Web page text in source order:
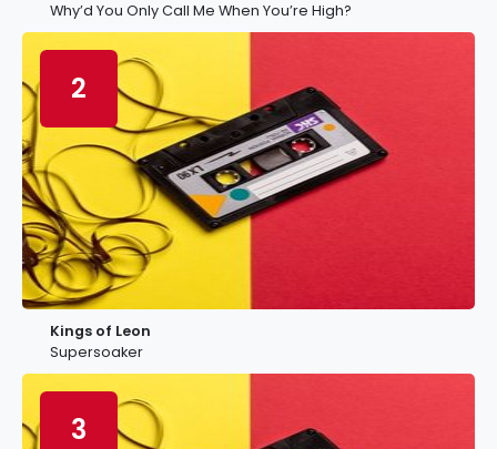
Why’d You Only Call Me When You’re High?
2
Kings of Leon
Supersoaker
3